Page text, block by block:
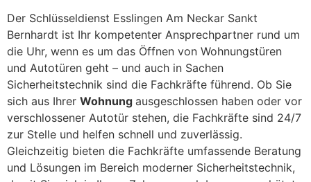
Der Schlüsseldienst Esslingen Am Neckar Sankt
Bernhardt ist Ihr kompetenter Ansprechpartner rund um
die Uhr, wenn es um das Öffnen von Wohnungstüren
und Autotüren geht – und auch in Sachen
Sicherheitstechnik sind die Fachkräfte führend. Ob Sie
sich aus Ihrer Wohnung ausgeschlossen haben oder vor
verschlossener Autotür stehen, die Fachkräfte sind 24/7
zur Stelle und helfen schnell und zuverlässig.
Gleichzeitig bieten die Fachkräfte umfassende Beratung
und Lösungen im Bereich moderner Sicherheitstechnik,